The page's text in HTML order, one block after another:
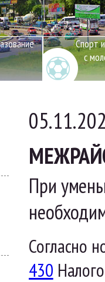
Спорт
с
При
Согласно
430